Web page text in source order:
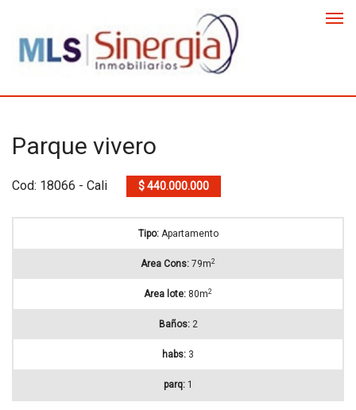
Parque vivero
Cod: 18066 - Cali $ 440.000.000
Tipo: Apartamento
Area Cons: 79m2
Area lote: 80m2
Baños: 2
habs: 3
parq: 1